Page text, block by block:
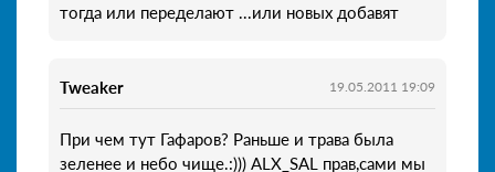
тогда или переделают ...или новых добавят
Tweaker 19.05.2011 19:09
При чем тут Гафаров? Раньше и трава была
зеленее и небо чище.:))) ALX_SAL прав,сами мы